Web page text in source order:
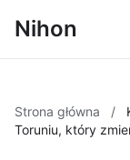
Nihon
Strona główna /
Toruniu, który